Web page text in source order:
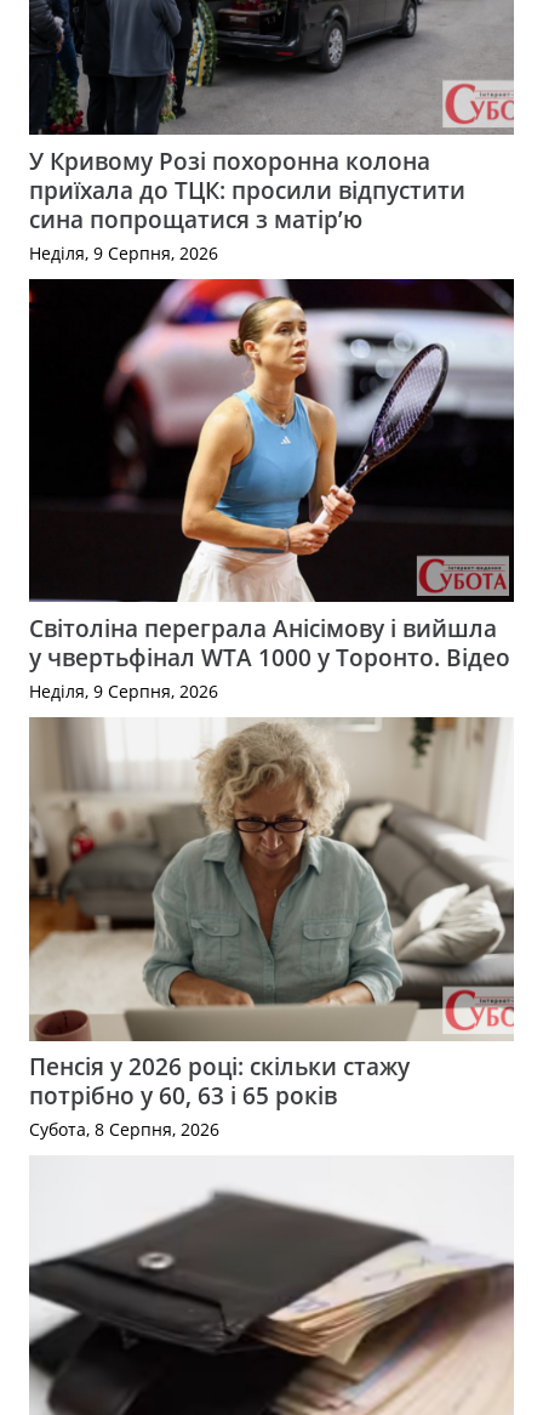
У Кривому Розі похоронна колона
приїхала до ТЦК: просили відпустити
сина попрощатися з матір’ю
Неділя, 9 Серпня, 2026
Світоліна переграла Анісімову і вийшла
у чвертьфінал WTA 1000 у Торонто. Відео
Неділя, 9 Серпня, 2026
Пенсія у 2026 році: скільки стажу
потрібно у 60, 63 і 65 років
Субота, 8 Серпня, 2026